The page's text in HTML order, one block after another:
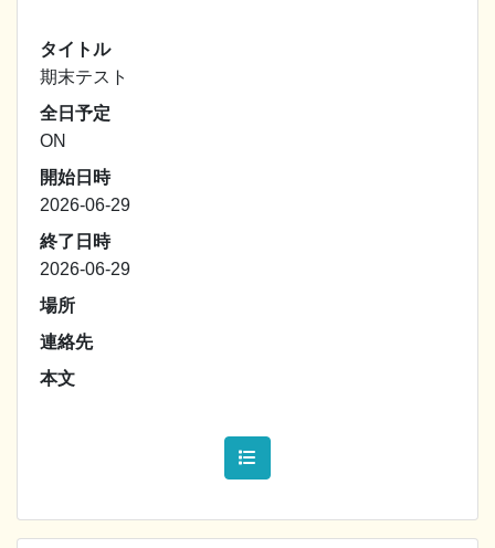
タイトル
期末テスト
全日予定
ON
開始日時
2026-06-29
終了日時
2026-06-29
場所
連絡先
本文